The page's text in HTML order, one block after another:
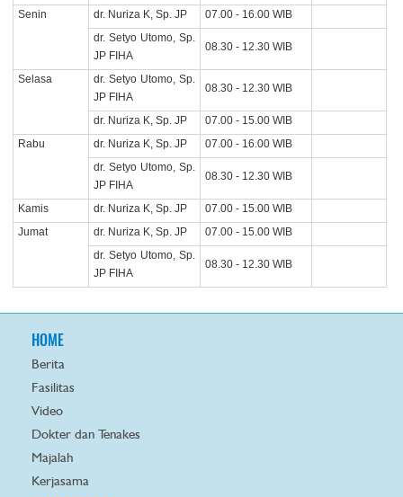
Senin
dr. Nuriza K, Sp. JP
07.00 - 16.00 WIB
dr. Setyo Utomo, Sp.
JP FIHA
08.30 - 12.30 WIB
Selasa
dr. Setyo Utomo, Sp.
JP FIHA
08.30 - 12.30 WIB
dr. Nuriza K, Sp. JP
07.00 - 15.00 WIB
Rabu
dr. Nuriza K, Sp. JP
07.00 - 16.00 WIB
dr. Setyo Utomo, Sp.
JP FIHA
08.30 - 12.30 WIB
Kamis dr. Nuriza K, Sp. JP
07.00 - 15.00 WIB
Jumat
dr. Nuriza K, Sp. JP
07.00 - 15.00 WIB
dr. Setyo Utomo, Sp.
JP FIHA
08.30 - 12.30 WIB
HOME
Berita
Fasilitas
Video
Dokter dan Tenakes
Majalah
Kerjasama